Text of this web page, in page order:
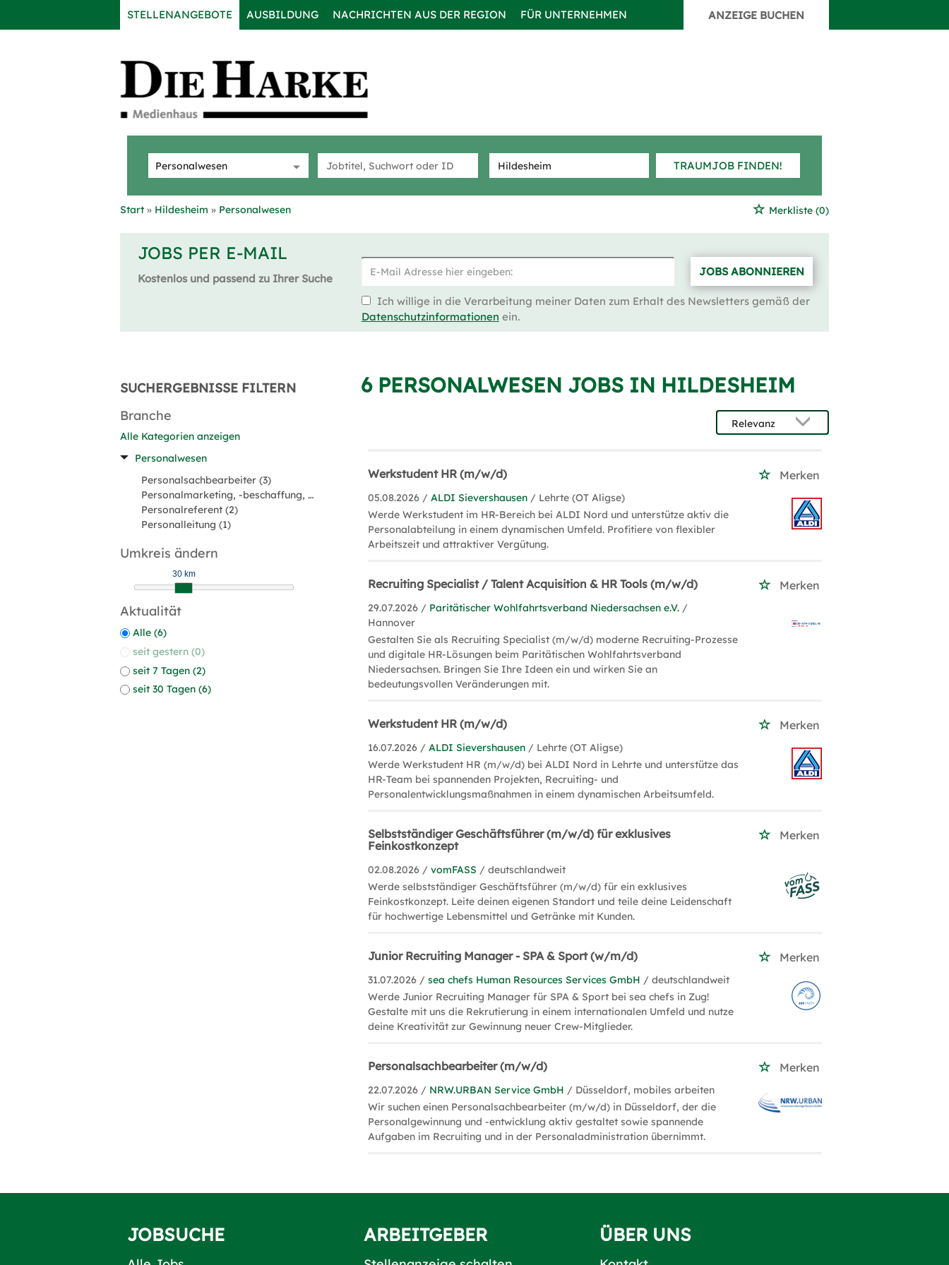
STELLENANGEBOTE AUSBILDUNG NACHRICHTEN AUS DER REGION FÜR UNTERNEHMEN ANZEIGE BUCHEN
TRAUMJOB FINDEN!
Start Hildesheim Personalwesen Merkliste (0)
JOBS PER E-MAIL
Kostenlos und passend zu Ihrer Suche
JOBS ABONNIEREN
Ich willige in die Verarbeitung meiner Daten zum Erhalt des Newsletters gemäß der
Datenschutzinformationen ein.
SUCHERGEBNISSE FILTERN
Branche
Alle Kategorien anzeigen
Personalwesen
Personalsachbearbeiter (3)
Personalmarketing, -beschaffung, Rekrutierung (3)
Personalreferent (2)
Personalleitung (1)
Umkreis ändern
30 km
Aktualität
Alle (6)
seit gestern (0)
seit 7 Tagen (2)
seit 30 Tagen (6)
6 PERSONALWESEN JOBS IN HILDESHEIM
Werkstudent HR (m/w/d) Merken
05.08.2026 /ALDI Sievershausen / Lehrte (OT Aligse)
Werde Werkstudent im HR-Bereich bei ALDI Nord und unterstütze aktiv die
Personalabteilung in einem dynamischen Umfeld. Profitiere von flexibler
Arbeitszeit und attraktiver Vergütung.
Recruiting Specialist / Talent Acquisition & HR Tools (m/w/d) Merken
29.07.2026 / Paritätischer Wohlfahrtsverband Niedersachsen e.V. /
Hannover
Gestalten Sie als Recruiting Specialist (m/w/d) moderne Recruiting-Prozesse
und digitale HR-Lösungen beim Paritätischen Wohlfahrtsverband
Niedersachsen. Bringen Sie Ihre Ideen ein und wirken Sie an
bedeutungsvollen Veränderungen mit.
Werkstudent HR (m/w/d) Merken
16.07.2026 /ALDI Sievershausen / Lehrte (OT Aligse)
Werde Werkstudent HR (m/w/d) bei ALDI Nord in Lehrte und unterstütze das
HR-Team bei spannenden Projekten, Recruiting- und
Personalentwicklungsmaßnahmen in einem dynamischen Arbeitsumfeld.
Selbstständiger Geschäftsführer (m/w/d) für exklusives
Feinkostkonzept
Merken
02.08.2026 /vomFASS / deutschlandweit
Werde selbstständiger Geschäftsführer (m/w/d) für ein exklusives
Feinkostkonzept. Leite deinen eigenen Standort und teile deine Leidenschaft
für hochwertige Lebensmittel und Getränke mit Kunden.
Junior Recruiting Manager - SPA & Sport (w/m/d) Merken
31.07.2026 /sea chefs Human Resources Services GmbH / deutschlandweit
Werde Junior Recruiting Manager für SPA & Sport bei sea chefs in Zug!
Gestalte mit uns die Rekrutierung in einem internationalen Umfeld und nutze
deine Kreativität zur Gewinnung neuer Crew-Mitglieder.
Personalsachbearbeiter (m/w/d) Merken
22.07.2026 / NRW.URBAN Service GmbH / Düsseldorf, mobiles arbeiten
Wir suchen einen Personalsachbearbeiter (m/w/d) in Düsseldorf, der die
Personalgewinnung und -entwicklung aktiv gestaltet sowie spannende
Aufgaben im Recruiting und in der Personaladministration übernimmt.
JOBSUCHE ARBEITGEBER ÜBER UNS